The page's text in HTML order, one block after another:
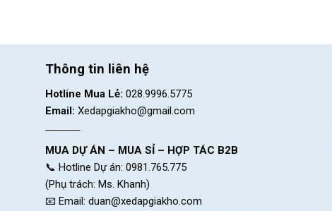
Thông tin liên hệ
Hotline Mua Lẻ: 028.9996.5775
Email: Xedapgiakho@gmail.com
MUA DỰ ÁN – MUA SỈ – HỢP TÁC B2B
📞 Hotline Dự án: 0981.765.775
(Phụ trách: Ms. Khanh)
📧 Email: duan@xedapgiakho.com